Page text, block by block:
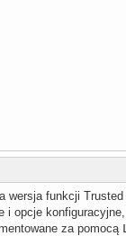
wersja funkcji
i opcje
za pomocą